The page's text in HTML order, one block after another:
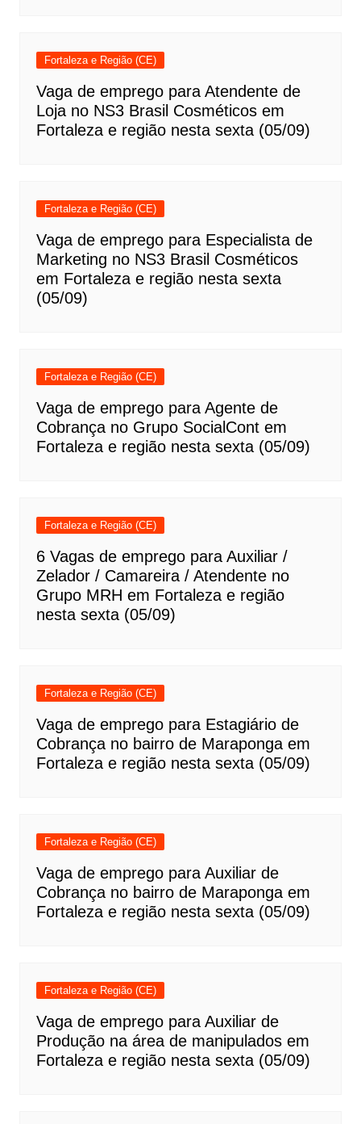
Fortaleza e Região (CE)
Vaga de emprego para Atendente de
Loja no NS3 Brasil Cosméticos em
Fortaleza e região nesta sexta (05/09)
Fortaleza e Região (CE)
Vaga de emprego para Especialista de
Marketing no NS3 Brasil Cosméticos
em Fortaleza e região nesta sexta
(05/09)
Fortaleza e Região (CE)
Vaga de emprego para Agente de
Cobrança no Grupo SocialCont em
Fortaleza e região nesta sexta (05/09)
Fortaleza e Região (CE)
6 Vagas de emprego para Auxiliar /
Zelador / Camareira / Atendente no
Grupo MRH em Fortaleza e região
nesta sexta (05/09)
Fortaleza e Região (CE)
Vaga de emprego para Estagiário de
Cobrança no bairro de Maraponga em
Fortaleza e região nesta sexta (05/09)
Fortaleza e Região (CE)
Vaga de emprego para Auxiliar de
Cobrança no bairro de Maraponga em
Fortaleza e região nesta sexta (05/09)
Fortaleza e Região (CE)
Vaga de emprego para Auxiliar de
Produção na área de manipulados em
Fortaleza e região nesta sexta (05/09)